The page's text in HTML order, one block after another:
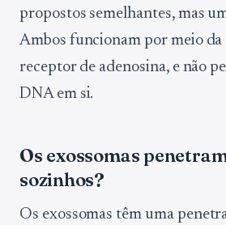
propostos semelhantes, mas
Ambos funcionam por meio da
receptor de adenosina, e não
DNA em si.
Os exossomas
sozinhos?
Os exossomas têm uma